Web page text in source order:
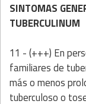
SINTOMAS
TUBERCULINUM
11 - (+++) En
familiares de
más o menos
tuberculoso o